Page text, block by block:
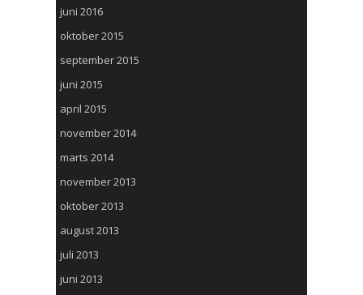
juni 2016
oktober 2015
september 2015
juni 2015
april 2015
november 2014
marts 2014
november 2013
oktober 2013
august 2013
juli 2013
juni 2013